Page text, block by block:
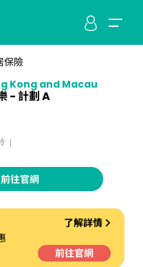
保險
Kong and Macau
- 計劃 A
前往官網
了解詳情
前往官網